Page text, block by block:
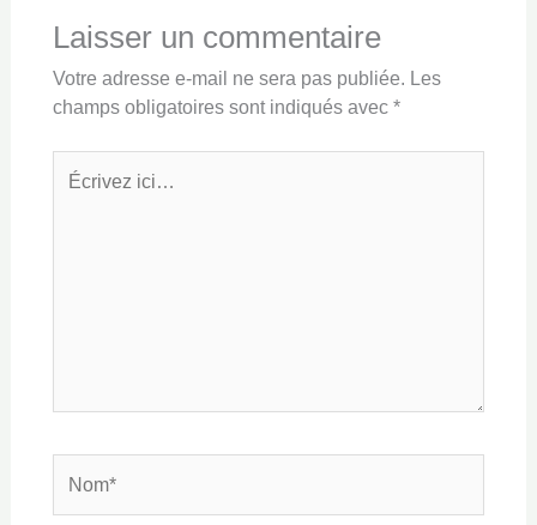
Laisser un commentaire
Votre adresse e-mail ne sera pas publiée. Les
champs obligatoires sont indiqués avec *
ici…